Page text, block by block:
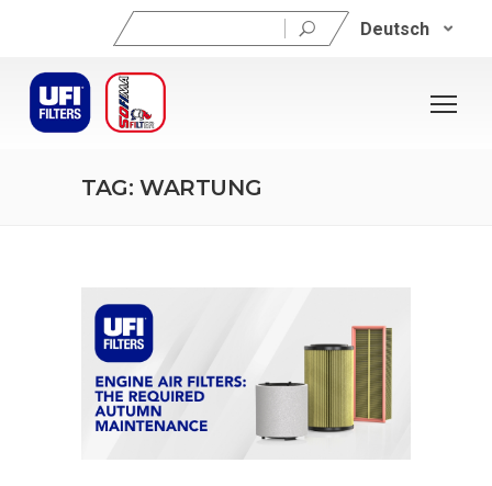
Suchen
nach:
Deutsch
TAG: WARTUNG